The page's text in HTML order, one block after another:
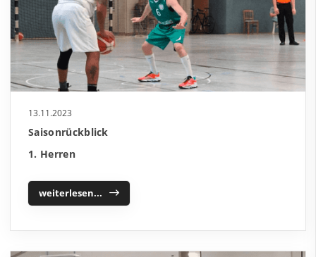
13.11.2023
Saisonrückblick
1. Herren
weiterlesen...